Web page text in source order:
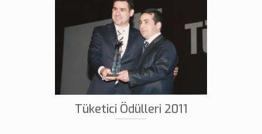
Tüketici Ödülleri 2011